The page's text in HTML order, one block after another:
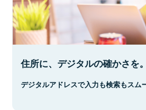
住所に、デジタルの確かさを。
デジタルアドレスで入力も検索もスム